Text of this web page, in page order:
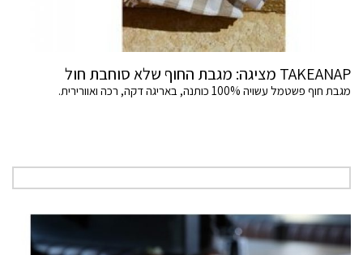
TAKEANAP מציגה: מגבת החוף שלא סוחבת חול
מגבת חוף פשטמל עשויה 100% כותנה, באריגה דקה, רכה ואוורירית.